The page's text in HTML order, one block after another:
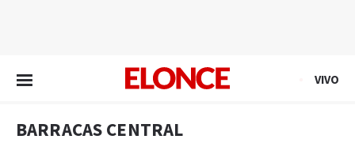
VIVO
BARRACAS CENTRAL